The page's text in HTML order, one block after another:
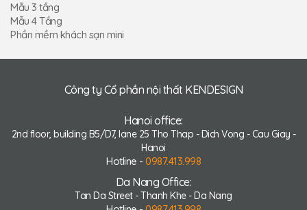
Mẫu 3 tầng
Mẫu 4 Tầng
Phần mềm khách sạn mini
Công ty Cổ phần nội thất KENDESIGN
Hanoi office:
2nd floor, building B5/D7, lane 25 Tho Thap - Dich Vong - Cau Giay -
Hanoi
Hotline - 0987.413.998
Da Nang Office:
Tan Da Street - Thanh Khe - Da Nang